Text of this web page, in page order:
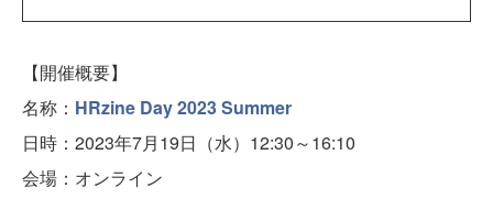
【開催概要】
名称： HRzine Day 2023 Summer
日時：2023年7月19日（水）12:30～16:10
会場：オンライン